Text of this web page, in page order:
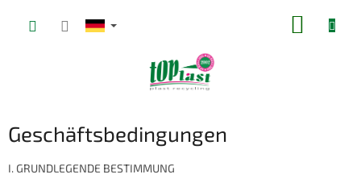
Geschäftsbedingungen
I. GRUNDLEGENDE BESTIMMUNG